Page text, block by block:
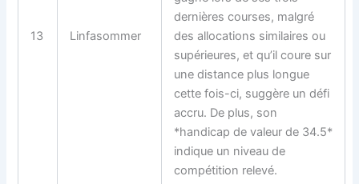
13 Linfasommer
dernières courses, malgré
des allocations similaires ou
supérieures, et qu’il coure sur
une distance plus longue
cette fois-ci, suggère un défi
accru. De plus, son
*handicap de valeur de 34.5*
indique un niveau de
compétition relevé.